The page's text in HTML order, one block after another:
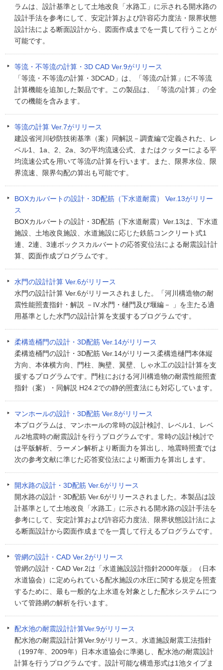
ラムは、設計基準として土地改良「水路工」に示される開水路の
設計手法を参考にして、安定計算および許容応力度法・限界状態
設計法による断面設計から、図面作成までを一貫して行うことが
可能です。
等流・不等流の計算・3D CAD Ver.9がリリース
「等流・不等流の計算・3DCAD」は、「等流の計算」に不等流
計算機能を追加した製品です。この製品は、「等流の計算」の全
ての機能を含みます。
等流の計算 Ver.7がリリース
建設省河川砂防技術基準（案）同解説－調査編で定義された、レ
ベル1、1a、2、2a、3の平均流速公式、またはクッターによる平
均流速公式を用いて等流の計算を行います。また、限界水位、限
界流速、限界勾配の算出も可能です。
BOXカルバートの設計・3D配筋（下水道耐震） Ver.13がリリー
ス
BOXカルバートの設計・3D配筋（下水道耐震）Ver.13は、下水道
施設、土地改良施設、水道施設に応じた鉄筋コンクリート式1
連、2連、3連ボックスカルバートの応答変位法による耐震設計計
算、図面作成プログラムです。
水門の設計計算 Ver.6がリリース
水門の設計計算 Ver.6がリリースされました。「河川構造物の耐
震性能照査指針・解説 －IV.水門・樋門及び堰編－ 」を主たる適
用基準とした水門の設計計算を支援するプログラムです。
柔構造桶門の設計・3D配筋 Ver.14がリリース
柔構造桶門の設計・3D配筋 Ver.14がリリース柔構造樋門本体縦
方向、本体横方向、門柱、胸壁、翼壁、しゃ水工の設計計算を支
援するプログラムです。門柱における河川構造物の耐震性能照査
指針（案）・同解説 H24.2での静的照査法にも対応しています。
マンホールの設計・3D配筋 Ver.8がリリース
本プログラムは、マンホールの常時の設計検討、レベル1、レベ
ル2地震時の耐震設計を行うプログラムです。常時の設計検討で
は平版解析、ラーメン解析より断面力を算出し、地震時照査では
次の参考文献に準じた応答変位法により断面力を算出します。
開水路の設計・3D配筋 Ver.6がリリース
開水路の設計・3D配筋 Ver.6がリリースされました。本製品は設
計基準として土地改良「水路工」に示される開水路の設計手法を
参考にして、安定計算および許容応力度法、限界状態設計法によ
る断面設計から図面作成までを一貫して行えるプログラムです。
管網の設計・CAD Ver.2がリリース
管網の設計・CAD Ver.2は「水道施設設計指針2000年版」（日本
水道協会）に定められている配水施設の水圧に関する規定を照査
するために、最も一般的な上水道を対象とした配水システムにつ
いて管路網の解析を行います。
配水池の耐震設計計算Ver.9がリリース
配水池の耐震設計計算Ver.9がリリース。水道施設耐震工法指針
（1997年、2009年）日本水道協会に準拠し、配水池の耐震設計
計算を行うプログラムです。設計可能な構造形式は1池タイプま